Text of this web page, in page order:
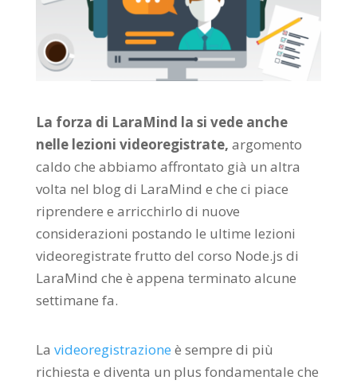
La forza di LaraMind la si vede anche
nelle lezioni videoregistrate, argomento
caldo che abbiamo affrontato già un altra
volta nel blog di LaraMind e che ci piace
riprendere e arricchirlo di nuove
considerazioni postando le ultime lezioni
videoregistrate frutto del corso Node.js di
LaraMind che è appena terminato alcune
settimane fa.
La videoregistrazione è sempre di più
richiesta e diventa un plus fondamentale che